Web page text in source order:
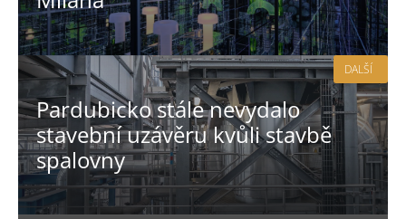
Pardubicko stále nevydalo
stavební uzávěru kvůli stavbě
spalovny
DALŠÍ